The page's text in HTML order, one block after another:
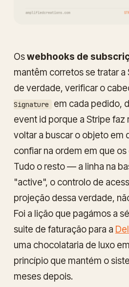
Oswebhooks de
mantêm corretos se tratar
de verdade, verificar o
Signature
em cada pedido,
event id porque a Stripe faz
voltar a buscar o objeto em
confiar na ordem em que
Tudo o resto — a linha na
"active", o controlo de
projeção dessa verdade,
Foi a lição que pagámos a
suite de faturação para a
uma chocolataria de luxo
princípio que mantém o
meses depois.